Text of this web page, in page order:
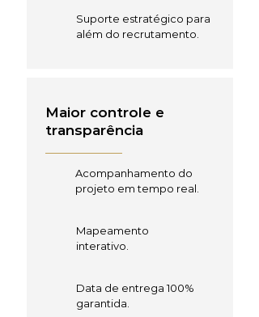
Suporte estratégico para
além do recrutamento.
Maior controle e
transparência
Acompanhamento do
projeto em tempo real.
Mapeamento
interativo.
Data de entrega 100%
garantida.